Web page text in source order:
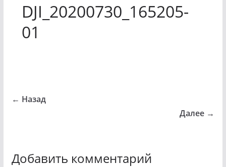
DJI_20200730_165205-
01
← Назад
Далее →
Добавить комментарий